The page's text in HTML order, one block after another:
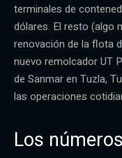
terminales de
dólares. El resto (algo
renovación de la flota
nuevo remolcador UT
de Sanmar en Tuzla,
las operaciones
Los